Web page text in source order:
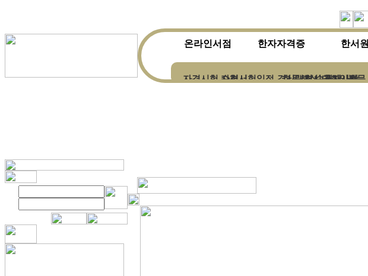
온라인서점
자격시험 수험서 경시대회 수험서
한자자격증
자격시험일정 경시대회일정
한서원
한문해설 논문
공지사항